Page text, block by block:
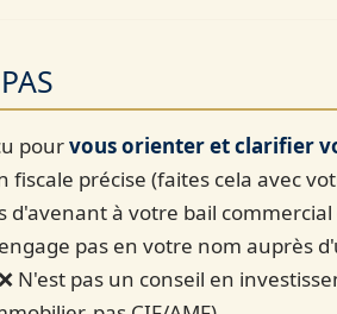
pourvous orienter et clarifier
fiscale précise (faites cela avec
d'avenant à votre bail
pas en votre nom auprès
N'est pas un conseil en